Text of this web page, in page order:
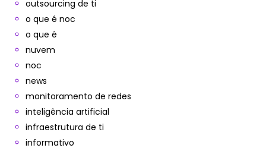
outsourcing de ti
o que é noc
o que é
nuvem
noc
news
monitoramento de redes
inteligência artificial
infraestrutura de ti
informativo